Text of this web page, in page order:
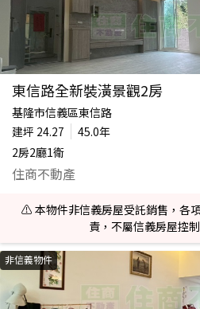
東信路全新裝潢景觀2房
基隆市信義區東信路
建坪 24.27
45.0年
2房2廳1衛
住商不動產
⚠️ 本物件非信義房屋受託銷售，各
責，不屬信義房屋控
非信義物件